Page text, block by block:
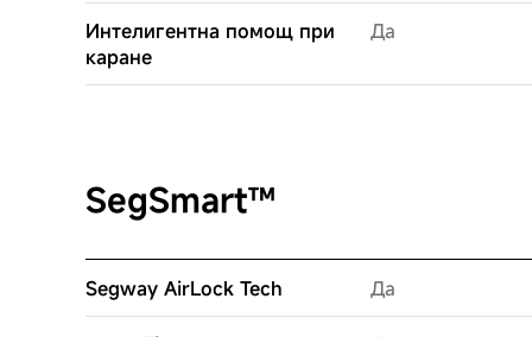
Интелигентна помощ при
каране
Да
SegSmart™
Segway AirLock Tech Да